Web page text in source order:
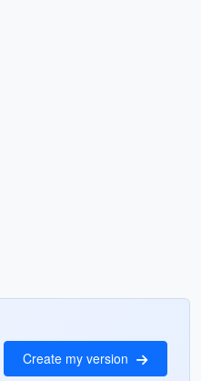
Create my version